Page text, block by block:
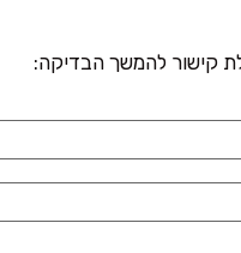
קישור להמשך הבדיקה: